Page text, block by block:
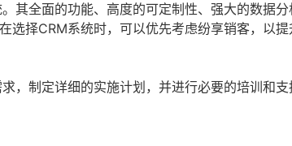
其全面的功能、高度的可定制性、强大的数据
选择CRM系统时，可以优先考虑纷享销客，以
，制定详细的实施计划，并进行必要的培训和